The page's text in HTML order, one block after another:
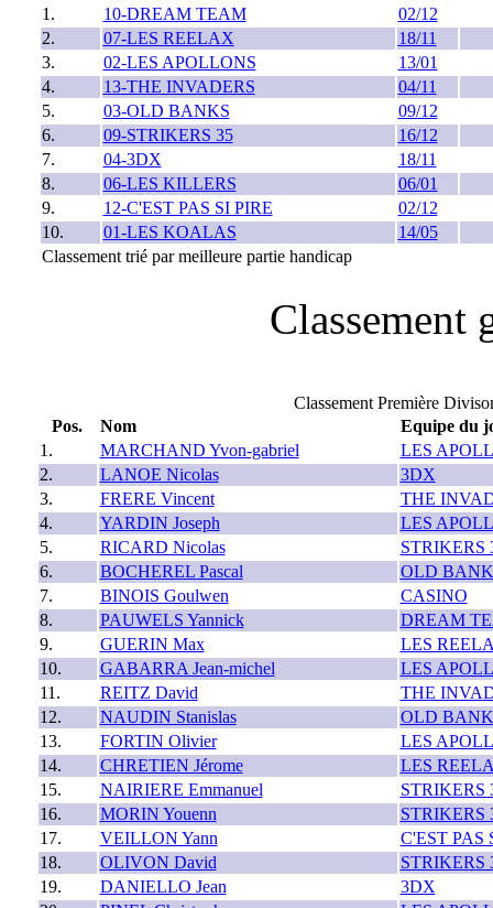
1.
10-DREAM TEAM
02/12
2.
07-LES REELAX
18/11
3.
02-LES APOLLONS
13/01
4.
13-THE INVADERS
04/11
5.
03-OLD BANKS
09/12
6.
09-STRIKERS 35
16/12
7.
04-3DX
18/11
8.
06-LES KILLERS
06/01
9.
12-C'EST PAS SI PIRE
02/12
10.
01-LES KOALAS
14/05
Classement trié par meilleure partie handicap
Classement
Classement Première
Pos.
Nom
Equipe du
1.
MARCHAND Yvon-gabriel
LES
2.
LANOE Nicolas
3DX
3.
FRERE Vincent
THE
4.
YARDIN Joseph
LES
5.
RICARD Nicolas
STRIKERS
6.
BOCHEREL Pascal
OLD
7.
BINOIS Goulwen
CASINO
8.
PAUWELS Yannick
DREAM
9.
GUERIN Max
LES
10.
GABARRA Jean-michel
LES
11.
REITZ David
THE
12.
NAUDIN Stanislas
OLD
13.
FORTIN Olivier
LES
14.
CHRETIEN Jérome
LES
15.
NAIRIERE Emmanuel
STRIKERS
16.
MORIN Youenn
STRIKERS
17.
VEILLON Yann
C'EST PAS
18.
OLIVON David
STRIKERS
19.
DANIELLO Jean
3DX